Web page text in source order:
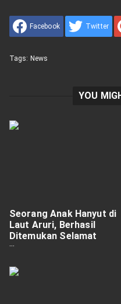
Facebook Twitter
Tags: News
YOU
Seorang Anak Hanyut di
Laut Aruri, Berhasil
Ditemukan Selamat
Setelah Pencarian